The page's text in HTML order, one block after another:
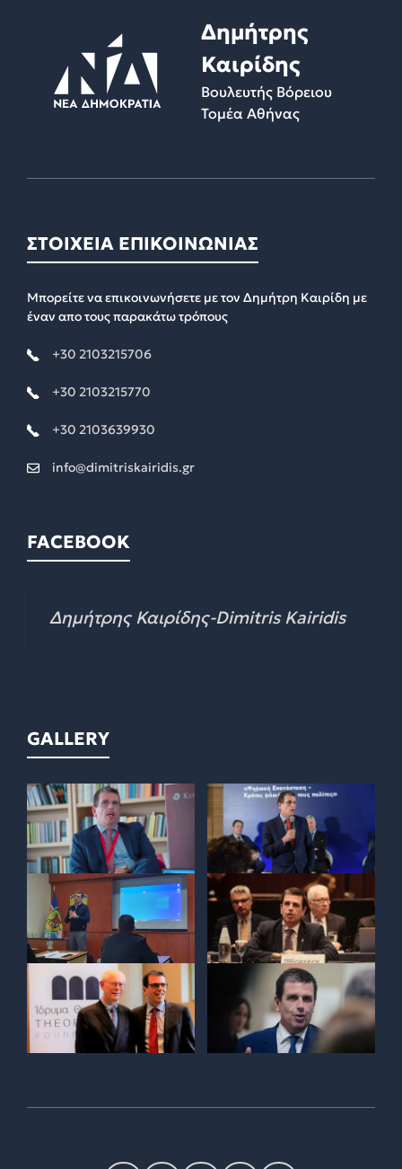
Δημήτρης
Καιρίδης
Βουλευτής Βόρειου
Τομέα Αθήνας
ΣΤΟΙΧΕΙΑ ΕΠΙΚΟΙΝΩΝΙΑΣ
Μπορείτε να επικοινωνήσετε με τον Δημήτρη Καιρίδη με
έναν απο τους παρακάτω τρόπους
+30 2103215706
+30 2103215770
+30 2103639930
info@dimitriskairidis.gr
FACEBOOK
Δημήτρης Καιρίδης-Dimitris Kairidis
GALLERY